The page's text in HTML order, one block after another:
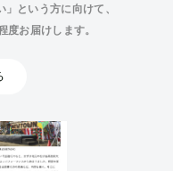
」という方に向けて、
お届けします。